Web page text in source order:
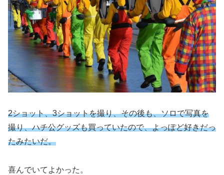
2ショット、3ショットを撮り、その後も、ソロで写真を
撮り、ハチ公グッズも買っていたので、よっぽど好きだっ
たみたいだ。
喜んでいてよかった。